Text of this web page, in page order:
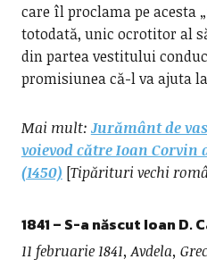
care îl proclama pe acesta „
totodată, unic ocrotitor al
din partea vestitului
promisiunea că-l va ajuta
Mai mult: Jurământ de
voievod către Ioan Corvin
(1450) [Tipărituri vechi
1841 – S-a născut Ioan D.
11 februarie 1841, Avdela,